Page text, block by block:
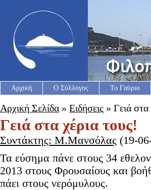
Αρχική Ο Σύλλογος Το Γαύριο
Αρχική Σελίδα » Ειδήσεις » Γειά
Γειά στα χέρια τους!
Συντάκτης: Μ.Μανσόλας (19-
Τα εύσημα πάνε στους 34
2013 στους Φρουσαίους και
πάει στους νερόμυλους.